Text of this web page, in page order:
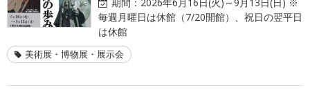
毎週月曜日は休館（7/20開館）、祝日の翌平日
は休館
美術展・博物展・展示会